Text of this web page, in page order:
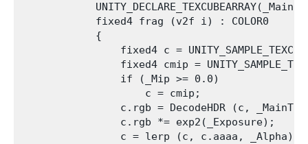
            fixed4 frag (v2f i) : COLOR0
            {
fixed4 c =
fixed4 cmip =
                if (_Mip >= 0.0)
                    c = cmip;
c.rgb = DecodeHDR (c,
                c.rgb *= exp2(_Exposure);
                c = lerp (c, c.aaaa, _Alpha);